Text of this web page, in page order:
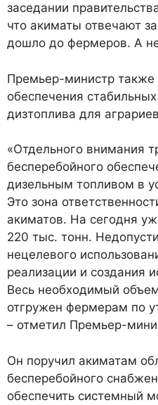
заседании
что акиматы отвечают
дошло до фермеров. А
Премьер-министр также
обеспечения
дизтоплива для
«Отдельного внимания
бесперебойного
дизельным топливом в
Это зона
акиматов. На сегодня
220 тыс. тонн.
нецелевого
реализации и создания
Весь необходимый
отгружен фермерам по
– отметил Премьер-
Он поручил акиматам
бесперебойного
обеспечить системный